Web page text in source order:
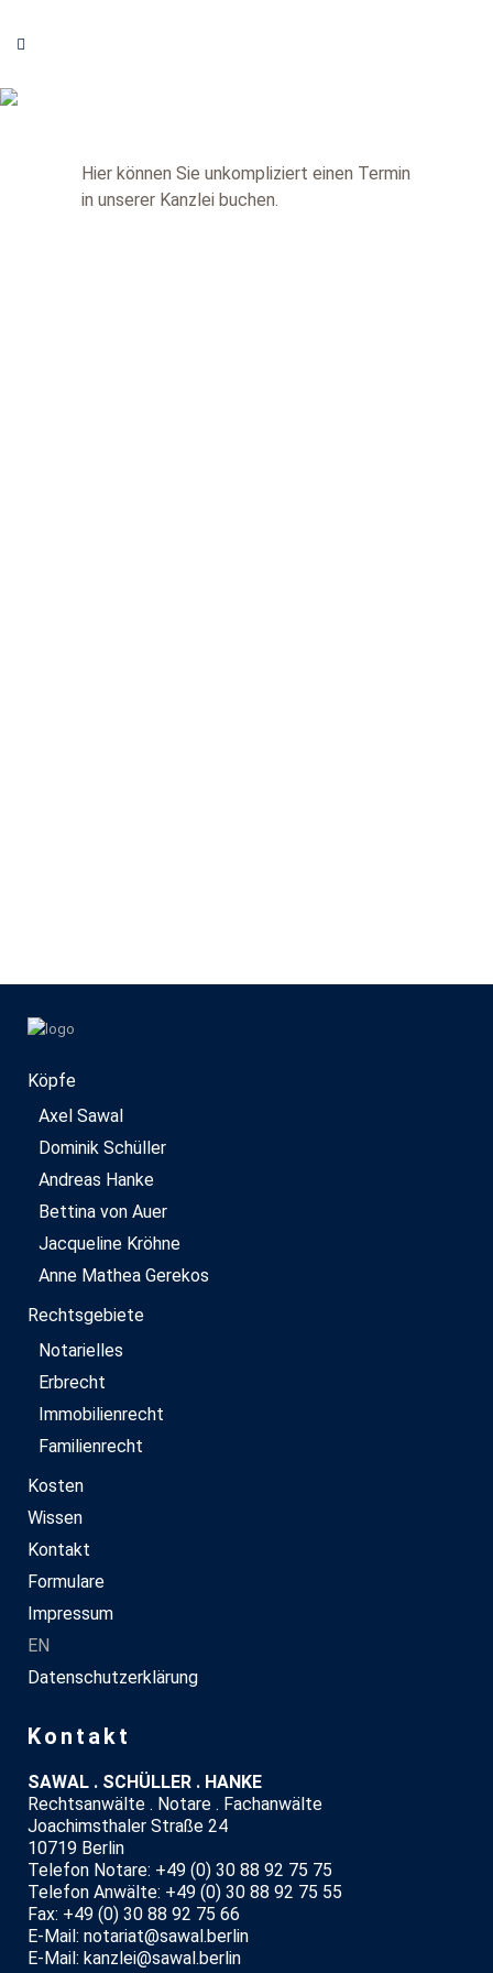
Hier können Sie unkompliziert einen Termin
in unserer Kanzlei buchen.
Köpfe
Axel Sawal
Dominik Schüller
Andreas Hanke
Bettina von Auer
Jacqueline Kröhne
Anne Mathea Gerekos
Rechtsgebiete
Notarielles
Erbrecht
Immobilienrecht
Familienrecht
Kosten
Wissen
Kontakt
Formulare
Impressum
EN
Datenschutzerklärung
Kontakt
SAWAL . SCHÜLLER . HANKE
Rechtsanwälte . Notare . Fachanwälte
Joachimsthaler Straße 24
10719 Berlin
Telefon Notare: +49 (0) 30 88 92 75 75
Telefon Anwälte: +49 (0) 30 88 92 75 55
Fax: +49 (0) 30 88 92 75 66
E-Mail: notariat@sawal.berlin
E-Mail: kanzlei@sawal.berlin